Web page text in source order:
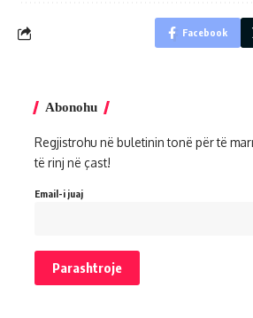
Facebook
Abonohu
Regjistrohu në buletinin tonë për të
të rinj në çast!
Email-i juaj